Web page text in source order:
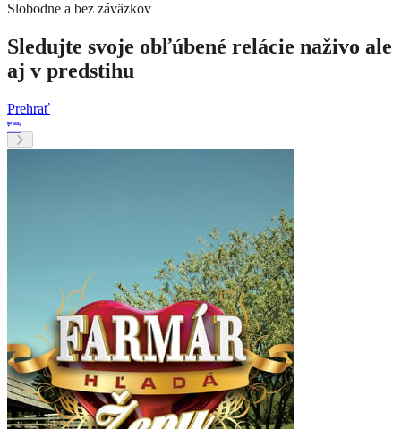
Slobodne a bez záväzkov
Sledujte svoje obľúbené relácie naživo ale
aj v predstihu
Prehrať